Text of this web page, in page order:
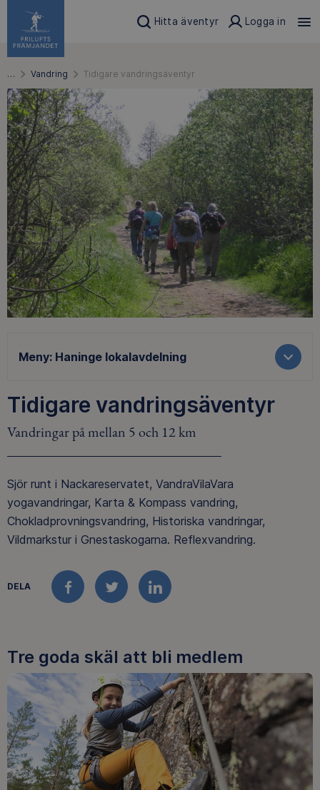
Hitta äventyr Logga in
… Vandring Tidigare vandringsäventyr
Meny: Haninge lokalavdelning
Tidigare vandringsäventyr
Vandringar på mellan 5 och 12 km
Sjör runt i Nackareservatet, VandraVilaVara
yogavandringar, Karta & Kompass vandring,
Chokladprovningsvandring, Historiska vandringar,
Vildmarkstur i Gnestaskogarna. Reflexvandring.
DELA
FACEBOOKTWITTERLINKEDIN
Tre goda skäl att bli medlem